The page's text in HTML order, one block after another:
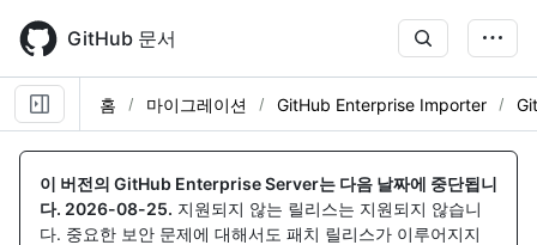
main
content
GitHub 문서
홈 마이그레이션 GitHub Enterprise Importer
이 버전의 GitHub Enterprise Server는 다음 날짜에 중단됩니
다. 2026-08-25. 지원되지 않는 릴리스는 지원되지 않습니
다. 중요한 보안 문제에 대해서도 패치 릴리스가 이루어지지